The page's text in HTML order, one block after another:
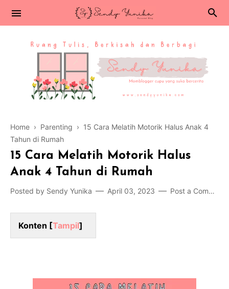
Home › Parenting › 15 Cara Melatih Motorik Halus Anak 4
Tahun di Rumah
15 Cara Melatih Motorik Halus
Anak 4 Tahun di Rumah
Posted by Sendy Yunika April 03, 2023 Post a Comment
Konten [Tampil]